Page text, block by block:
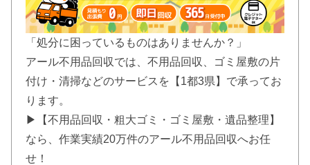
「処分に困っているものはありませんか？」
アール不用品回収では、不用品回収、ゴミ屋敷の片
付け・清掃などのサービスを【1都3県】で承ってお
ります。
▶【不用品回収・粗大ゴミ・ゴミ屋敷・遺品整理】
なら、作業実績20万件のアール不用品回収へお任
せ！